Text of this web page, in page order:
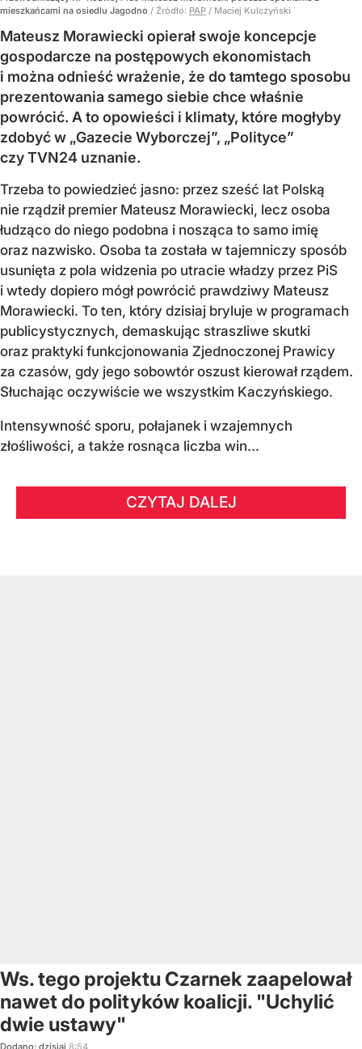
mieszkańcami na osiedlu Jagodno / Źródło: PAP / Maciej Kulczyński
Mateusz Morawiecki opierał swoje koncepcje
gospodarcze na postępowych ekonomistach
i można odnieść wrażenie, że do tamtego sposobu
prezentowania samego siebie chce właśnie
powrócić. A to opowieści i klimaty, które mogłyby
zdobyć w „Gazecie Wyborczej”, „Polityce”
czy TVN24 uznanie.
Trzeba to powiedzieć jasno: przez sześć lat Polską
nie rządził premier Mateusz Morawiecki, lecz osoba
łudząco do niego podobna i nosząca to samo imię
oraz nazwisko. Osoba ta została w tajemniczy sposób
usunięta z pola widzenia po utracie władzy przez PiS
i wtedy dopiero mógł powrócić prawdziwy Mateusz
Morawiecki. To ten, który dzisiaj bryluje w programach
publicystycznych, demaskując straszliwe skutki
oraz praktyki funkcjonowania Zjednoczonej Prawicy
za czasów, gdy jego sobowtór oszust kierował rządem.
Słuchając oczywiście we wszystkim Kaczyńskiego.
Intensywność sporu, połajanek i wzajemnych
złośliwości, a także rosnąca liczba win...
CZYTAJ DALEJ
Ws. tego projektu Czarnek zaapelował
nawet do polityków koalicji. "Uchylić
dwie ustawy"
Dodano: dzisiaj 8:54